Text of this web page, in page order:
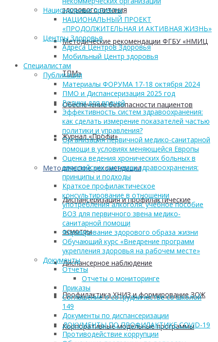
здорового питания
Методические рекомендации ФГБУ «НМИЦ
ТПМ»
Обеспечение безопасности пациентов
Журнал «Профи»
Методические рекомендации
Диспансеризация и профилактические
осмотры
Диспансерное наблюдение
Профилактика ХНИЗ и формирование ЗОЖ
Корпоративные модельные программы
Национальные проекты
НАЦИОНАЛЬНЫЙ ПРОЕКТ
«ПРОДОЛЖИТЕЛЬНАЯ И АКТИВНАЯ ЖИЗНЬ»
Центры Здоровья
Адреса Центров Здоровья
Мобильный Центр здоровья
Cпециалистам
Публикации
Материалы ФОРУМА 17-18 октября 2024
ПМО и Диспансеризация 2025 год
Ролики для врачей
Эффективность систем здравоохранения:
как сделать измерение показателей частью
политики и управления?
Организация первичной медико-санитарной
помощи в условиях меняющейся Европы
Оценка ведения хронических больных в
европейских системах здравоохранения:
принципы и подходы
Краткое профилактическое
консультирование в отношении
употребления алкоголя: учебное пособие
ВОЗ для первичного звена медико-
санитарной помощи
Формирование здорового образа жизни
Обучающий курс «Внедрение программ
укрепления здоровья на рабочем месте»
Документы
Отчеты
Отчеты о мониторинге
Приказы
Соглашение о сотрудничестве со школой
149
Документы по диспансеризации
ДОКУМЕНТЫ ПО ПРОФИЛАКТИКЕ COVID-19
Противодействие коррупции